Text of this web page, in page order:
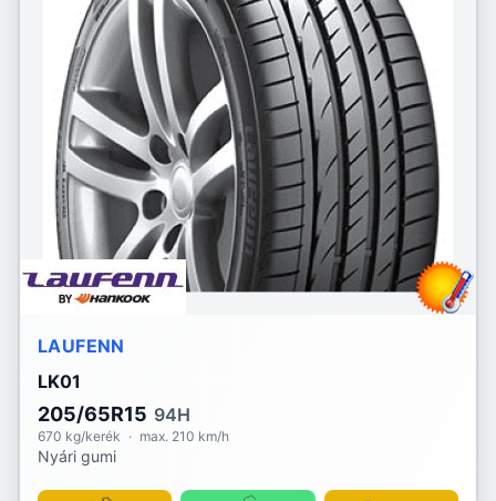
Triangle
Tristar
Uniroyal
Viking
Voyager
Vredestein
Yokohama
LAUFENN
LK01
205/65R15 94H
670 kg/kerék · max. 210 km/h
Nyári gumi